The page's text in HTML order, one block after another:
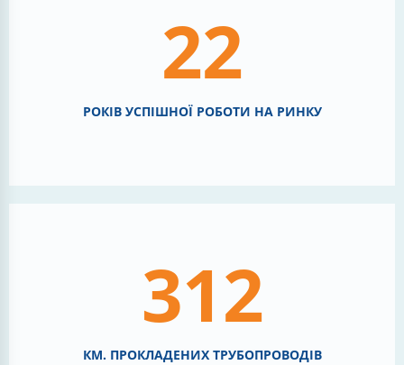
22
РОКІВ УСПІШНОЇ РОБОТИ НА РИНКУ
312
КМ. ПРОКЛАДЕНИХ ТРУБОПРОВОДІВ